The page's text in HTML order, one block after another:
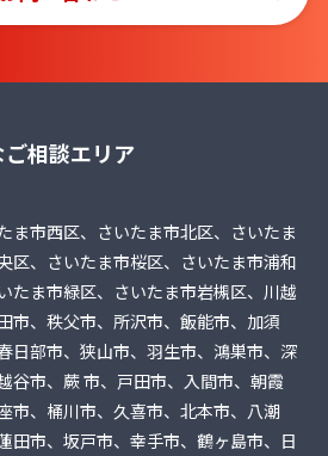
相談エリア
ま市西区、さいたま市北区、さいたま
区、さいたま市桜区、さいたま市浦和
たま市緑区、さいたま市岩槻区、川越
市、秩父市、所沢市、飯能市、加須
日部市、狭山市、羽生市、鴻巣市、深
谷市、蕨 市、戸田市、入間市、朝霞
市、桶川市、久喜市、北本市、八潮
田市、坂戸市、幸手市、鶴ヶ島市、日